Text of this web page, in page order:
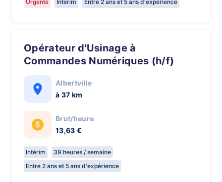
Urgente Intérim Entre 2 ans et 5 ans d'expérience
Opérateur d'Usinage à
Commandes Numériques (h/f)
Albertville
à 37 km
Brut/heure
13,63 €
Intérim
39 heures / semaine
Entre 2 ans et 5 ans d'expérience